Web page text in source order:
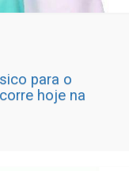
para o
hoje na